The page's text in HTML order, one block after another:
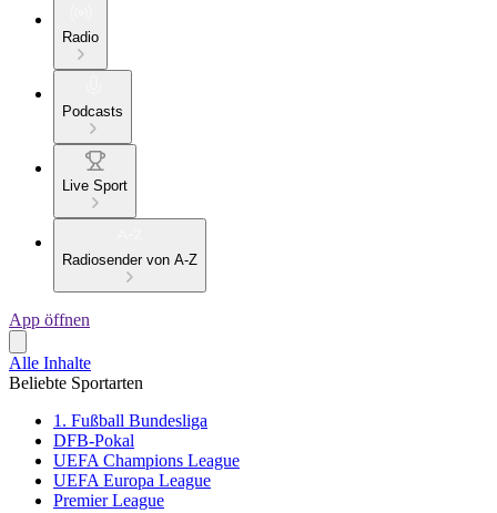
Radio
Podcasts
Live Sport
Radiosender von A-Z
App öffnen
Alle Inhalte
Beliebte Sportarten
1. Fußball Bundesliga
DFB-Pokal
UEFA Champions League
UEFA Europa League
Premier League